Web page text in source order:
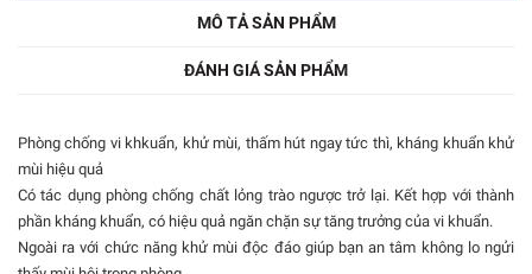
MÔ TẢ SẢN PHẨM
ĐÁNH GIÁ SẢN PHẨM
Phòng chống vi khkuẩn, khử mùi, thấm hút ngay tức thì, kháng khuẩn khử
mùi hiệu quả
Có tác dụng phòng chống chất lỏng trào ngược trở lại. Kết hợp với thành
phần kháng khuẩn, có hiệu quả ngăn chặn sự tăng trưởng của vi khuẩn.
Ngoài ra với chức năng khử mùi độc đáo giúp bạn an tâm không lo ngửi